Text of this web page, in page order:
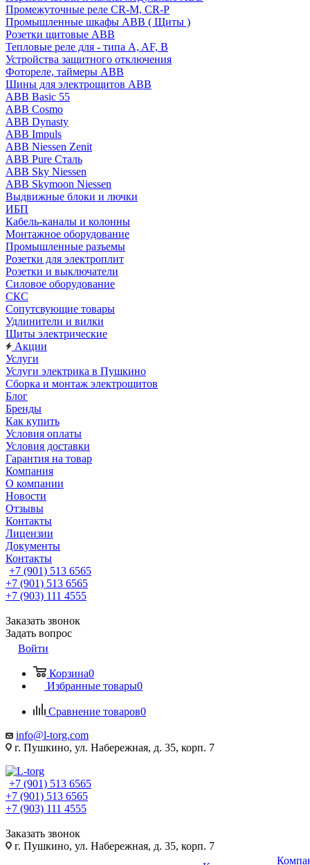
Промежуточные реле CR-M, CR-P
Промышленные шкафы ABB ( Щиты )
Розетки щитовые ABB
Тепловые реле для - типа A, AF, B
Устройства защитного отключения
Фотореле, таймеры ABB
Шины для электрощитов АВВ
ABB Basic 55
ABB Cosmo
ABB Dynasty
ABB Impuls
ABB Niessen Zenit
ABB Pure Сталь
ABB Sky Niessen
ABB Skymoon Niessen
Выдвижные блоки и лючки
ИБП
Кабель-каналы и колонны
Монтажное оборудование
Промышленные разъемы
Розетки для электроплит
Розетки и выключатели
Силовое оборудование
СКС
Сопутсвующие товары
Удлинители и вилки
Щиты электрические
Акции
Услуги
Услуги электрика в Пушкино
Сборка и монтаж электрощитов
Блог
Бренды
Как купить
Условия оплаты
Условия доставки
Гарантия на товар
Компания
О компании
Новости
Отзывы
Контакты
Лицензии
Документы
Контакты
+7 (901) 513 6565
+7 (901) 513 6565
+7 (903) 111 4555
Заказать звонок
Задать вопрос
Войти
Корзина0
Избранные товары0
Сравнение товаров0
info@l-torg.com
г. Пушкино, ул. Набережная, д. 35, корп. 7
+7 (901) 513 6565
+7 (901) 513 6565
+7 (903) 111 4555
Заказать звонок
г. Пушкино, ул. Набережная, д. 35, корп. 7